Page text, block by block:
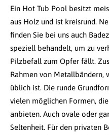
Ein Hot Tub Pool besitzt
aus Holz und ist kreisrund.
finden Sie bei uns auch
speziell behandelt, um zu
Pilzbefall zum Opfer fällt.
Rahmen von Metallbändern,
üblich ist. Die runde
vielen möglichen Formen,
anbieten. Auch ovale oder
Seltenheit. Für den privaten